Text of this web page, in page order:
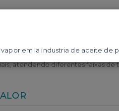
que os fluidos permaneçam
atendendo diferentes faixas